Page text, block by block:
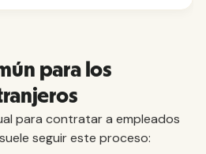
para los
para contratar a empleados
seguir este proceso: